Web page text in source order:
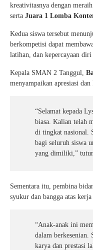
kreativitasnya dengan meraih
serta Juara 1 Lomba
Kedua siswa tersebut
berkompetisi dapat
latihan, dan kepercayaan
Kepala SMAN 2 Tanggul,
menyampaikan apresiasi dan
“Selamat kepada
biasa. Kalian telah
di tingkat nasional.
bagi seluruh siswa
yang dimiliki,”
Sementara itu, pembina
syukur dan bangga atas
“Anak-anak ini
dalam berkesenian.
karya dan prestasi